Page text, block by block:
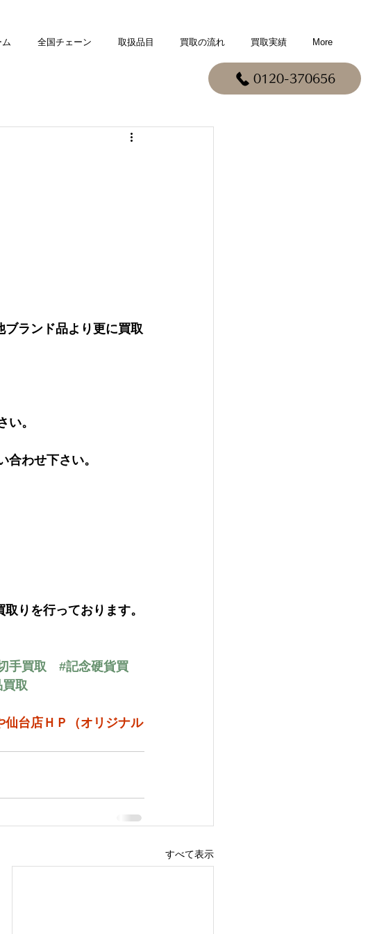
0120-370656
ム 全国チェーン 取扱品目 買取の流れ 買取実績 More
ランド品より更に買取
。
わせ下さい。
りを行っております。
手買取
#記念硬貨買
取
台店ＨＰ（オリジナル
すべて表示